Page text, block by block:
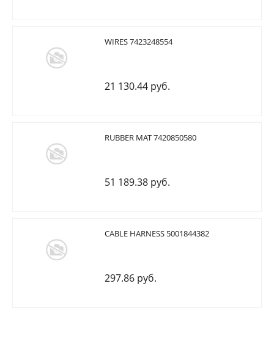
WIRES 7423248554
21 130.44 руб.
RUBBER MAT 7420850580
51 189.38 руб.
CABLE HARNESS 5001844382
297.86 руб.